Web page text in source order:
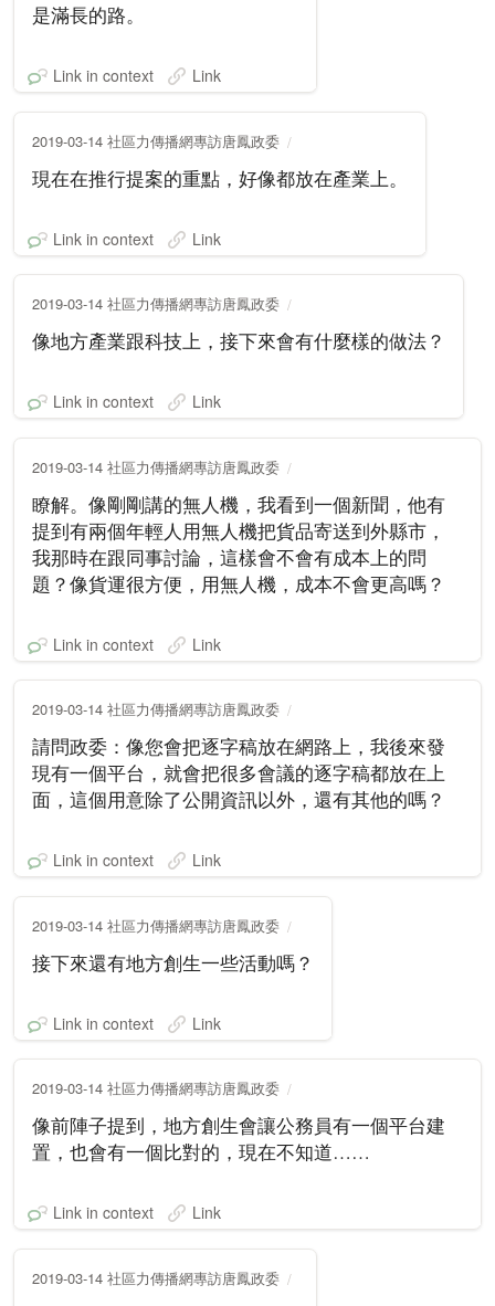
是滿長的路。
Link in context Link
2019-03-14 社區力傳播網專訪唐鳳政委
現在在推行提案的重點，好像都放在產業上。
Link in context Link
2019-03-14 社區力傳播網專訪唐鳳政委
像地方產業跟科技上，接下來會有什麼樣的做法？
Link in context Link
2019-03-14 社區力傳播網專訪唐鳳政委
瞭解。像剛剛講的無人機，我看到一個新聞，他有
提到有兩個年輕人用無人機把貨品寄送到外縣市，
我那時在跟同事討論，這樣會不會有成本上的問
題？像貨運很方便，用無人機，成本不會更高嗎？
Link in context Link
2019-03-14 社區力傳播網專訪唐鳳政委
請問政委：像您會把逐字稿放在網路上，我後來發
現有一個平台，就會把很多會議的逐字稿都放在上
面，這個用意除了公開資訊以外，還有其他的嗎？
Link in context Link
2019-03-14 社區力傳播網專訪唐鳳政委
接下來還有地方創生一些活動嗎？
Link in context Link
2019-03-14 社區力傳播網專訪唐鳳政委
像前陣子提到，地方創生會讓公務員有一個平台建
置，也會有一個比對的，現在不知道……
Link in context Link
2019-03-14 社區力傳播網專訪唐鳳政委